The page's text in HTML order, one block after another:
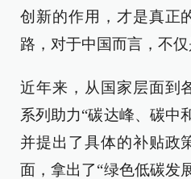
创新的作用，才是真正
路，对于中国而言，不仅
近年来，从国家层面到
系列助力“碳达峰、碳中
并提出了具体的补贴政
面，拿出了“绿色低碳发